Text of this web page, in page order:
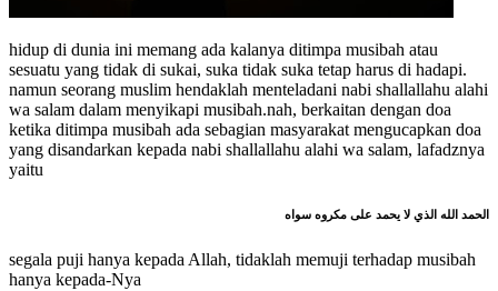
hidup di dunia ini memang ada kalanya ditimpa musibah atau
sesuatu yang tidak di sukai, suka tidak suka tetap harus di hadapi.
namun seorang muslim hendaklah menteladani nabi shallallahu alahi
wa salam dalam menyikapi musibah.nah, berkaitan dengan doa
ketika ditimpa musibah ada sebagian masyarakat mengucapkan doa
yang disandarkan kepada nabi shallallahu alahi wa salam, lafadznya
yaitu
الحمد الله الذي لا يحمد على مكروه سواه
segala puji hanya kepada Allah, tidaklah memuji terhadap musibah
hanya kepada-Nya